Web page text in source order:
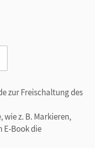
zur Freischaltung des
z. B. Markieren,
E-Book die